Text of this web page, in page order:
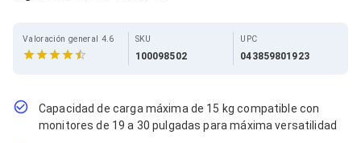
Cables Fibra Óptica
Cables SFP+
Jacks de Red
Conectores
Valoración general 4.6 SKU
100098502
UPC
043859801923
Capacidad de carga máxima de 15 kg compatible con
monitores de 19 a 30 pulgadas para máxima versatilidad